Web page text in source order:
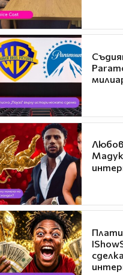
Любов
Плати